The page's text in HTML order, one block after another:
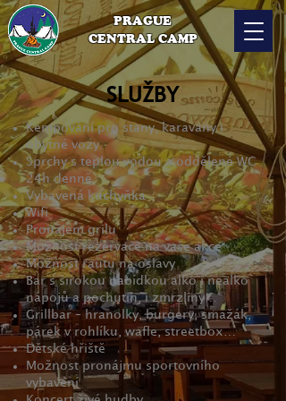
PRAGUE
CENTRAL CAMP
SLUŽBY
Kempování pro stany, karavany i
obytné vozy
Sprchy s teplou vodou a oddělené WC
24h denně
Vybavená kuchyňka
Wifi
Pronájem grilu
Možnost rezervace na vaše akce
Možnost rautu na oslavy
Bar s širokou nabídkou alko i nealko
nápojů a pochutin, i zmrzliny…
Grillbar – hranolky, burgery, smažák,
párek v rohlíku, wafle, streetbox…
Dětské hřiště
Možnost pronájmu sportovního
vybavení